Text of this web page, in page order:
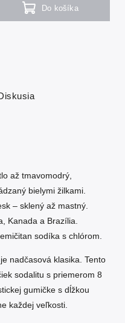
Do košíka
až tmavomodrý,
bielymi žilkami.
– sklený až mastný.
Kanada a Brazília.
sodíka s chlórom.
nadčasová klasika. Tento
sodalitu s priemerom 8
gumičke s dĺžkou
každej veľkosti.